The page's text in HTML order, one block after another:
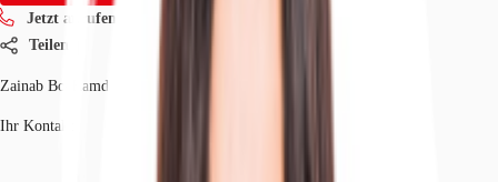
Jetzt anrufen
Teilen
Zainab Bo-Hamdan
Ihr Kontakt